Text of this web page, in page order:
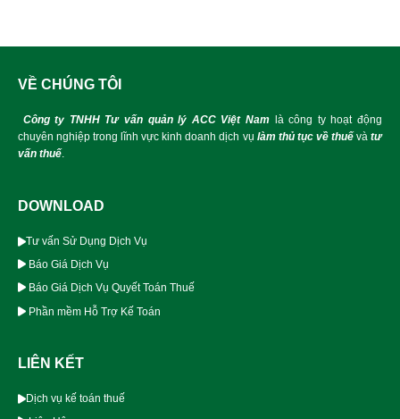
VỀ CHÚNG TÔI
Công ty TNHH Tư vấn quản lý ACC Việt Nam là công ty hoạt động
chuyên nghiệp trong lĩnh vực kinh doanh dịch vụ làm thủ tục về thuếvàtư
vấn thuế.
DOWNLOAD
Tư vấn Sử Dụng Dịch Vụ
Báo Giá Dịch Vụ
Báo Giá Dịch Vụ Quyết Toán Thuế
Phần mềm Hỗ Trợ Kế Toán
LIÊN KẾT
Dịch vụ kế toán thuế